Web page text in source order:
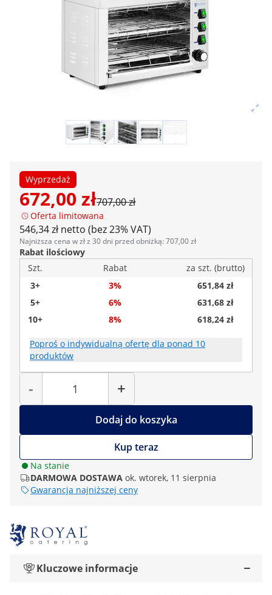
Wyprzedaż
672,00 zł707,00 zł
Oferta limitowana
546,34 zł netto (bez 23% VAT)
Najniższa cena w zł z 30 dni przed obniżką: 707,00 zł
Rabat ilościowy
Szt.
Rabat
za szt. (brutto)
3+
3%
651,84 zł
5+
6%
631,68 zł
10+
8% 618,24 zł
Poproś o indywidualną ofertę dla ponad 10
produktów
-
Liczba
+
Dodaj do koszyka
Kup teraz
Na stanie
DARMOWA DOSTAWA ok. wtorek, 11 sierpnia
Gwarancja najniższej ceny
Kluczowe informacje